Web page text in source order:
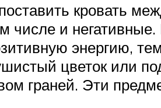
кровать
числе и
энергию,
цветок или
граней. Эти